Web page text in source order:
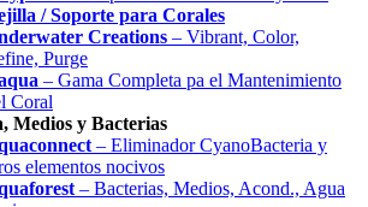
/ Soporte para Corales
Creations – Vibrant, Color,
Purge
– Gama Completa pa el Mantenimiento
Coral
Medios y Bacterias
– Eliminador CyanoBacteria y
elementos nocivos
– Bacterias, Medios, Acond., Agua